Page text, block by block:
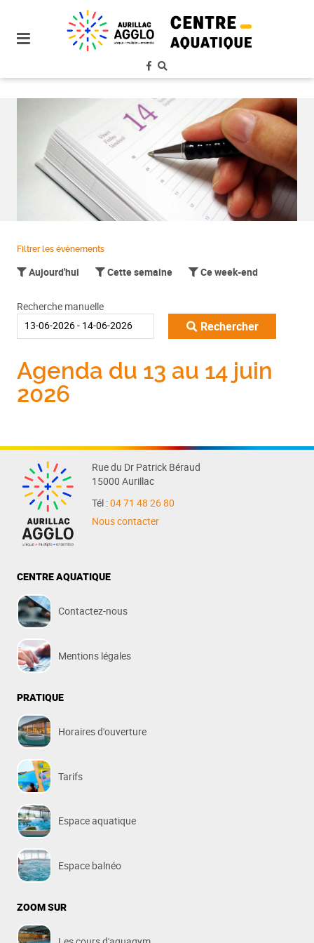
site
au
Agenda du 13 au 14 juin
2026
Filtrer les évènements
Aujourd'hui Cette semaine Ce week-end
Recherche manuelle
Rechercher
Rue du Dr Patrick Béraud
15000 Aurillac
Tél :04 71 48 26 80
Nous contacter
CENTRE AQUATIQUE
Contactez-nous
Mentions légales
PRATIQUE
Horaires d'ouverture
Tarifs
Espace aquatique
Espace balnéo
ZOOM SUR